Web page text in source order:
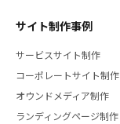
サイト制作事例
サービスサイト制作
コーポレートサイト制作
オウンドメディア制作
ランディングページ制作